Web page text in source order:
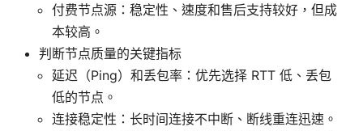
付费节点源：稳定性、速度和售后支持较好，但成
本较高。
判断节点质量的关键指标
延迟（Ping）和丢包率：优先选择 RTT 低、丢包
低的节点。
连接稳定性：长时间连接不中断、断线重连迅速。